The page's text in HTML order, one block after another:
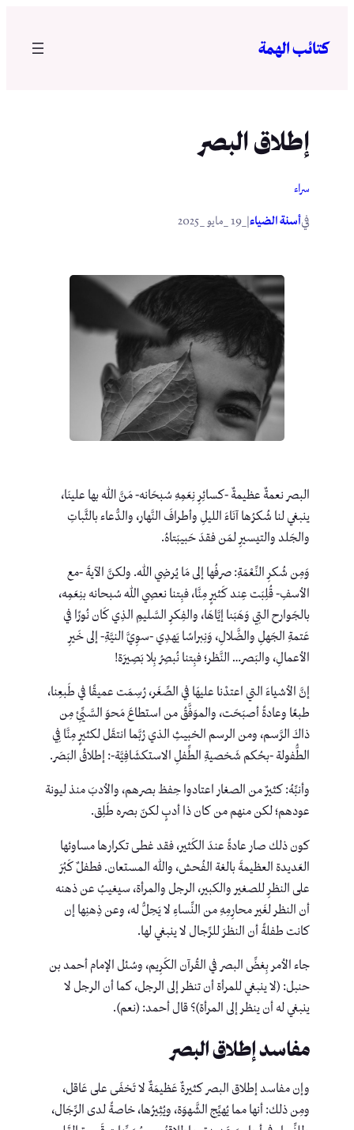
المحتوى
كتائب الهمة
إطلاق البصر
سراء
فيأسنة الضياء
البصر نعمةٌ عظيمةٌ -كسائِرِ نِعَمِهِ سُبحَانه- مَنَّ الله بها علينَا،
ينبغي لنا شُكرُها آنَاءَ الليلِ وأطرافَ النَّهار، والدُّعاء بالثَّباتِ
والجَلد والتيسيرِ لمَن فقدَ حَبيبَتاهُ.
وَمِن شُكرِ النِّعْمَةِ: صرفُها إلى مَا يُرضِي اللهَ. ولكنَّ الآيةَ -مع
الأسفِ- قُلِبَت عِند كَثيرٍ مِنَّا، فبِتنا نعصِي اللهَ سُبحانه بنِعَمِه،
بالجَوارح التِي وَهَبَنا إيَّاهَا، والفِكرِ السَّليمِ الذِي كَان نُورًا في
عَتمةِ الجَهلِ والضَّلالِ، وَنِبراسًا يَهدِي -سوِيَّ النيَّةِ- إلى خَيرِ
الأعمالِ، والبَصر… النَّظر؛ فبِتنا نُبصِرُ بِلا بَصِيرَة!
إنَّ الأشياءَ التي اعتدْنا عليهَا في الصِّغَر، رُسِمَت عميقًا في طَبعِنا،
طبعًا وعادةً أصبَحَت، والموَفَّقُ من استطاعَ مَحوَ السَّيِّئِ مِن
ذاكَ الرَّسم، ومن الرسم الخبيثِ الذي رُبَّما انتقَل لكثيرٍ مِنَّا فِي
الطُّفولة -بحُكم شَخصيةِ الطِّفلِ الاستكشَافِيَّة-: إطلاقُ البَصَر.
وأنبِّهُ: كثيرٌ من الصغار اعتادوا حِفظ بصرهم، والأدبَ منذ ليونة
عودهم؛ لكن منهم من كان ذا أدبٍ لكنّ بصره طَلِق.
كون ذلك صار عادةً عندَ الكَثير، فقد غطى تكرارها مساوئها
العَديدة العظيمةَ بالغة الفُحش، والله المستعان. فطفلٌ كَبُرَ
على النظرِ للصغير والكبير، الرجل والمرأة، سيغيبُ عن ذهنه
أن النظر لغَير محارِمِهِ من النِّساءِ لا يَحِلُّ له، وعن ذِهنِها إن
كانت طفلةً أن النظرَ للرِّجال لا ينبغي لها.
جاء الأمر بِغضِّ البصر في القُرآن الكَرِيم، وسُئل الإمام أحمد بن
حنبل: (لا ينبغي للمرأة أن تنظر إلى الرجل، كما أن الرجل لا
ينبغي له أن ينظر إلى المرأة)؟ قال أحمد: (نعم).
مفاسد إطلاق البصر
وإن مفاسد إطلاق البصر كثيرةٌ عَظيمَةٌ لا تَخفَى على عَاقل،
ومِن ذلك: أنها مما يُهيِّج الشَّهوَة، ويُثِيرُها، خاصةً لدى الرِّجَال،